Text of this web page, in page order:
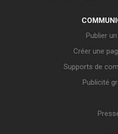
Publier
Créer une
Supports de
Publicité